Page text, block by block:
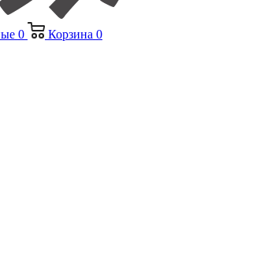
0 Корзина 0